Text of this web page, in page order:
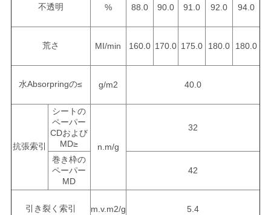
不透明 % 88.0 90.0 91.0 92.0 94.0
荒さ MI/min 160.0 170.0 175.0 180.0 180.0
水Absorpringの≤ g/m2 40.0
抗張索引
シートの
ペーパー
CDおよび
MD≥
n.m/g
32
巻き枠の
ペーパー
MD
42
引き裂く索引 m.v.m2/g 5.4